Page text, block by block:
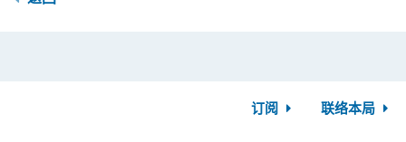
订阅 联络本局